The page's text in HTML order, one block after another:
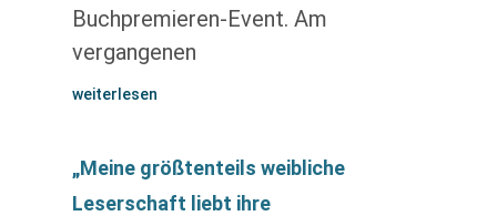
Buchpremieren-Event. Am
vergangenen
weiterlesen
„Meine größtenteils weibliche
Leserschaft liebt ihre